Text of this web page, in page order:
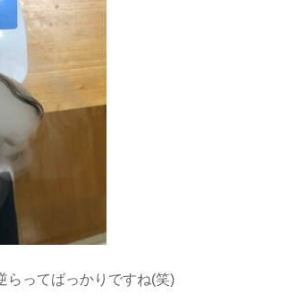
らってばっかりですね(笑)